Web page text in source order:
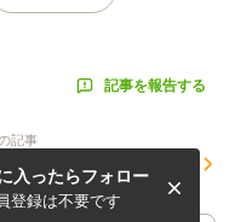
記事を報告する
記事
至前、内なる闇に気づき
い。人間関係・お金・健
不具合はエゴから愛ベー
成長するサイン
入ったらフォロー
登録は不要です